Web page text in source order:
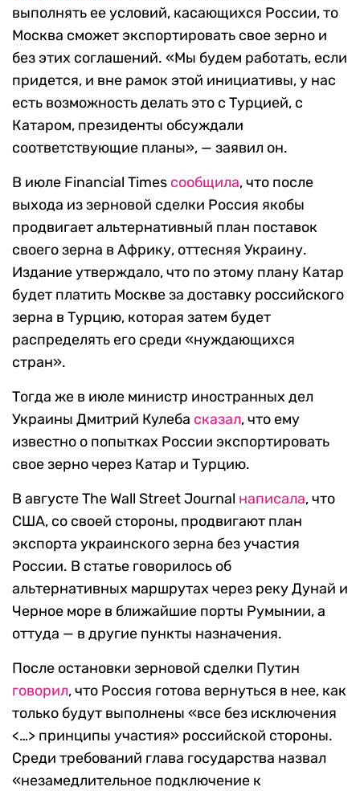
выполнять ее условий, касающихся России, то
Москва сможет экспортировать свое зерно и
без этих соглашений. «Мы будем работать, если
придется, и вне рамок этой инициативы, у нас
есть возможность делать это с Турцией, с
Катаром, президенты обсуждали
соответствующие планы», — заявил он.
В июле Financial Times сообщила, что после
выхода из зерновой сделки Россия якобы
продвигает альтернативный план поставок
своего зерна в Африку, оттесняя Украину.
Издание утверждало, что по этому плану Катар
будет платить Москве за доставку российского
зерна в Турцию, которая затем будет
распределять его среди «нуждающихся
стран».
Тогда же в июле министр иностранных дел
Украины Дмитрий Кулеба сказал, что ему
известно о попытках России экспортировать
свое зерно через Катар и Турцию.
В августе The Wall Street Journal написала, что
США, со своей стороны, продвигают план
экспорта украинского зерна без участия
России. В статье говорилось об
альтернативных маршрутах через реку Дунай и
Черное море в ближайшие порты Румынии, а
оттуда — в другие пункты назначения.
После остановки зерновой сделки Путин
говорил, что Россия готова вернуться в нее, как
только будут выполнены «все без исключения
<…> принципы участия» российской стороны.
Среди требований глава государства назвал
«незамедлительное подключение к